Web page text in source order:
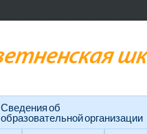
Сведения об
образовательной организации